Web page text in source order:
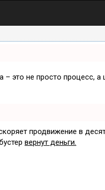
это не просто процесс,
продвижение в
вернут деньги.